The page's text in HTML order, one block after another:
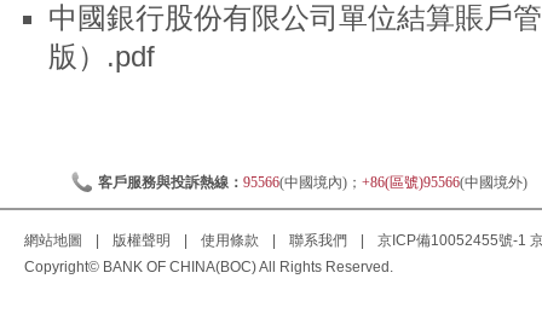
中國銀行股份有限公司單位結算賬戶
版）.pdf
客戶服務與投訴熱線： 95566(中國境內)； +86(區號)95566(中國境外)
網站地圖 版權聲明 使用條款 聯系我們 京ICP備10052455號-1
Copyright© BANK OF CHINA(BOC) All Rights Reserved.